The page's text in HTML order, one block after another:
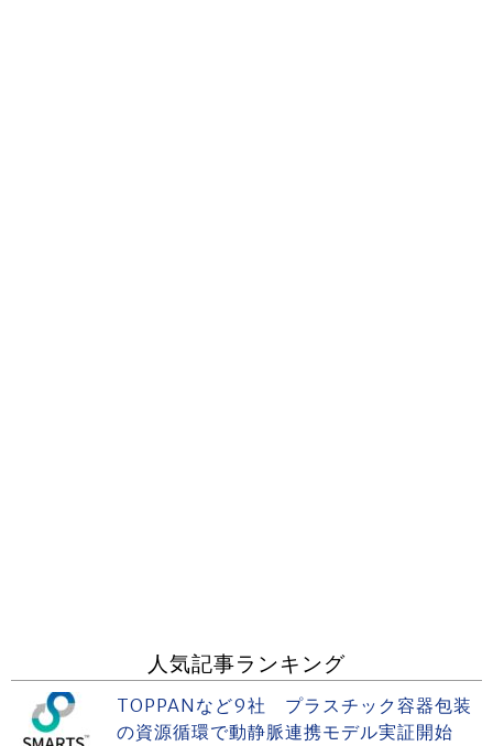
人気記事ランキング
TOPPANなど9社 プラスチック容器包装
の資源循環で動静脈連携モデル実証開始